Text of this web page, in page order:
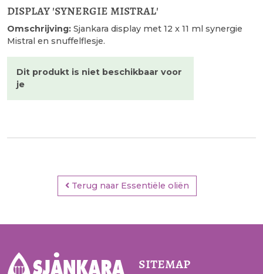
display 'synergie mistral'
Omschrijving: Sjankara display met 12 x 11 ml synergie
Mistral en snuffelflesje.
Dit produkt is niet beschikbaar voor
je
Terug naar Essentiële oliën
sitemap